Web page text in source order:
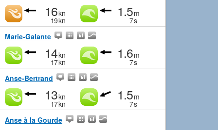
16kn
19kn
1.5m
7s
Marie-Galante
14kn
17kn
1.6m
7s
Anse-Bertrand
13kn
17kn
1.5m
7s
Anse à la Gourde